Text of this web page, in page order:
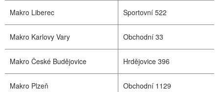
Makro Liberec Sportovní 522
Makro Karlovy Vary Obchodní 33
Makro České Budějovice Hrdějovice 396
Makro Plzeň Obchodní 1129